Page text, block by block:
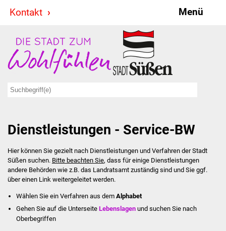
Kontakt Menü
Stadt & Politik
Bürgermeister
Ausschüsse
Ratsinformationssystem
Jugendbeirat
Summerrockfestival
Dienstleistungen - Service-BW
Hier können Sie gezielt nach Dienstleistungen und Verfahren der Stadt
Süßen suchen. Bitte beachten Sie, dass für einige Dienstleistungen
andere Behörden wie z.B. das Landratsamt zuständig sind und Sie ggf.
über einen Link weitergeleitet werden.
Wählen Sie ein Verfahren aus dem Alphabet
Gehen Sie auf die UnterseiteLebenslagen und suchen Sie nach
Oberbegriffen